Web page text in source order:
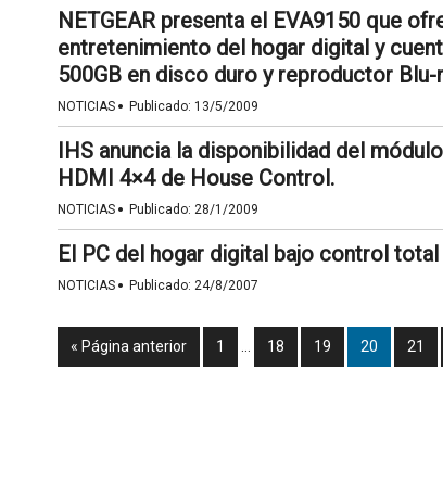
NETGEAR presenta el EVA9150 que
entretenimiento del hogar digital y
500GB en disco duro y reproductor Blu-
NOTICIAS · Publicado: 13/5/2009
IHS anuncia la disponibilidad del
HDMI 4×4 de House Control.
NOTICIAS · Publicado: 28/1/2009
El PC del hogar digital bajo control
NOTICIAS · Publicado: 24/8/2007
« Página anterior 1 18 19 20 21